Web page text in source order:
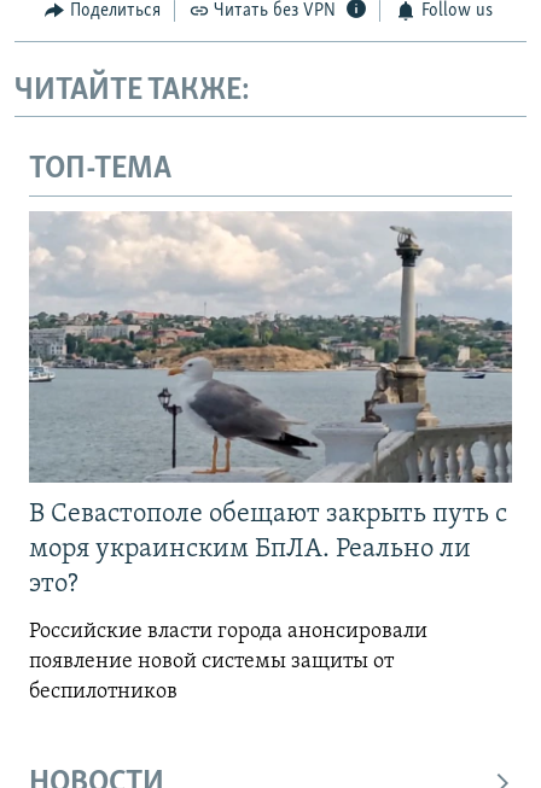
Поделиться Читать без VPN Follow us
ЧИТАЙТЕ ТАКЖЕ:
ТОП-ТЕМА
В Севастополе обещают закрыть путь с
моря украинским БпЛА. Реально ли
это?
Российские власти города анонсировали
появление новой системы защиты от
беспилотников